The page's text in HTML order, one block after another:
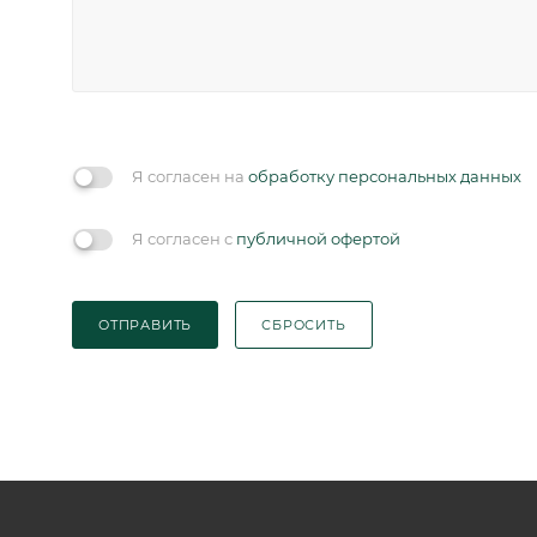
Я согласен на обработку персональных данных
Я согласен с публичной офертой
ОТПРАВИТЬ СБРОСИТЬ